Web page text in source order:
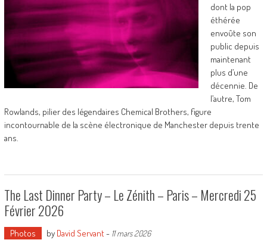
dont la pop
éthérée
envoûte son
public depuis
maintenant
plus d’une
décennie. De
l’autre, Tom
Rowlands, pilier des légendaires Chemical Brothers, figure
incontournable de la scène électronique de Manchester depuis trente
ans.
The Last Dinner Party – Le Zénith – Paris – Mercredi 25
Février 2026
Photos by David Servant- 11 mars 2026